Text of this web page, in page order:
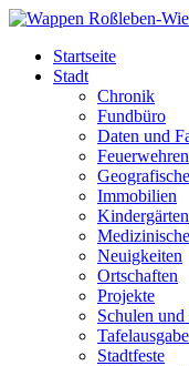
Startseite
Stadt
Chronik
Fundbüro
Daten und
Feuerwehren
Immobilien
Kindergärten
Neuigkeiten
Ortschaften
Projekte
Schulen
Tafelausgabe
Stadtfeste